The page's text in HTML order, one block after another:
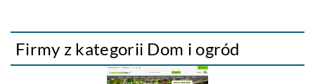
Firmy z kategorii Dom i ogród